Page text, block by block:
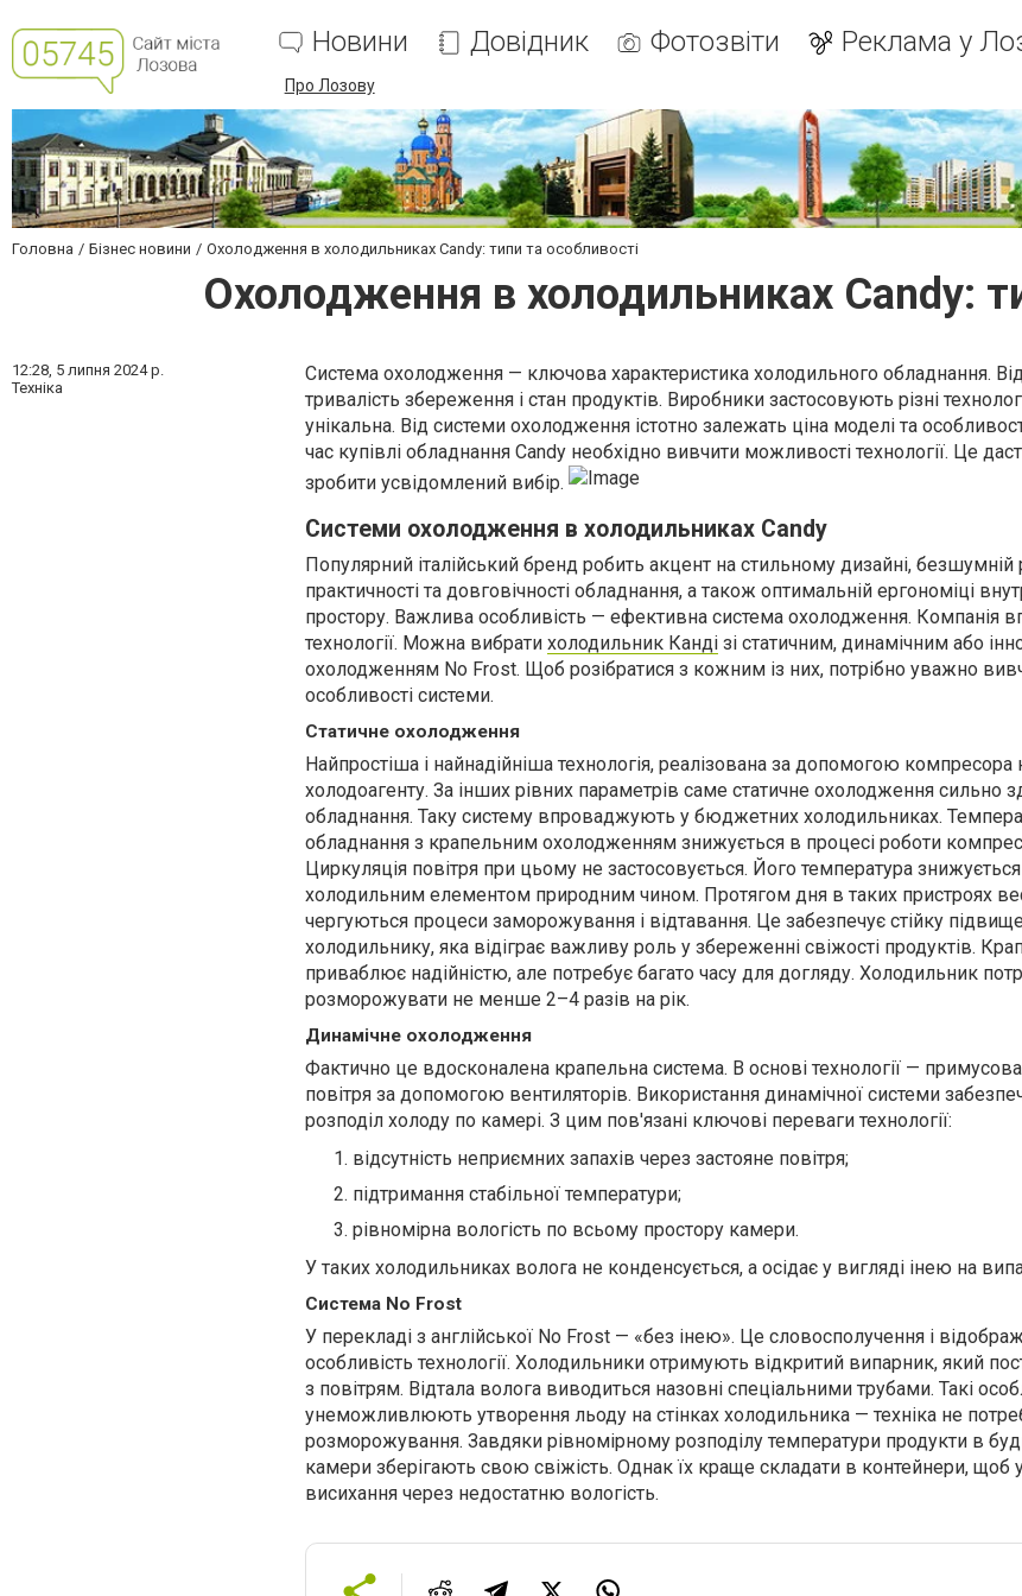
Новини Довідник Фотозвіти Реклама у
Про Лозову
Головна Бізнес новини Охолодження в холодильниках Candy: типи та особливості
Охолодження в холодильниках Candy:
12:28, 5 липня 2024 р.
Техніка
Система охолодження — ключова характеристика холодильного обладнання.
тривалість збереження і стан продуктів. Виробники застосовують різні
унікальна. Від системи охолодження істотно залежать ціна моделі та
час купівлі обладнання Candy необхідно вивчити можливості технології. Це
зробити усвідомлений вибір.
Системи охолодження в холодильниках Candy
Популярний італійський бренд робить акцент на стильному дизайні, безшумній
практичності та довговічності обладнання, а також оптимальній ергономіці
простору. Важлива особливість — ефективна система охолодження. Компанія
технології. Можна вибрати холодильник Канді зі статичним, динамічним або
охолодженням No Frost. Щоб розібратися з кожним із них, потрібно уважно
особливості системи.
Статичне охолодження
Найпростіша і найнадійніша технологія, реалізована за допомогою компресора
холодоагенту. За інших рівних параметрів саме статичне охолодження сильно
обладнання. Таку систему впроваджують у бюджетних холодильниках.
обладнання з крапельним охолодженням знижується в процесі роботи
Циркуляція повітря при цьому не застосовується. Його температура знижується
холодильним елементом природним чином. Протягом дня в таких пристроях
чергуються процеси заморожування і відтавання. Це забезпечує стійку
холодильнику, яка відіграє важливу роль у збереженні свіжості продуктів.
приваблює надійністю, але потребує багато часу для догляду. Холодильник
розморожувати не менше 2–4 разів на рік.
Динамічне охолодження
Фактично це вдосконалена крапельна система. В основі технології —
повітря за допомогою вентиляторів. Використання динамічної системи
розподіл холоду по камері. З цим пов'язані ключові переваги технології:
відсутність неприємних запахів через застояне повітря;
підтримання стабільної температури;
рівномірна вологість по всьому простору камери.
У таких холодильниках волога не конденсується, а осідає у вигляді інею на
Система No Frost
У перекладі з англійської No Frost — «без інею». Це словосполучення і
особливість технології. Холодильники отримують відкритий випарник, який
з повітрям. Відтала волога виводиться назовні спеціальними трубами. Такі
унеможливлюють утворення льоду на стінках холодильника — техніка не
розморожування. Завдяки рівномірному розподілу температури продукти в
камери зберігають свою свіжість. Однак їх краще складати в контейнери,
висихання через недостатню вологість.